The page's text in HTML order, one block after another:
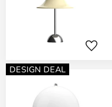
DESIGN DEAL